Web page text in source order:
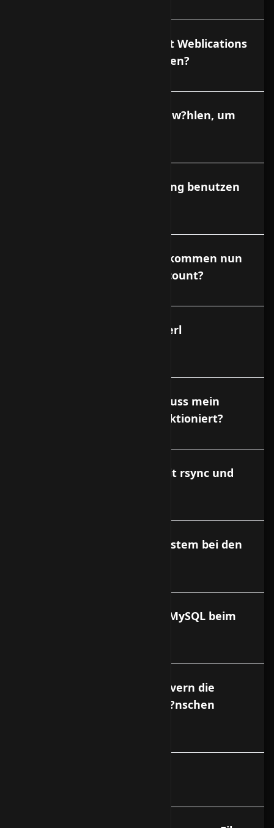
D?rfen Accounts von Smart Weblications
kommerziell genutzt werden?
Welche Nummer muss ich w?hlen, um
Welche Netzwerkverbindung benutzen
Die Domain ist fertig. Wie kommen nun
die HTML Seiten in den Account?
Wie lautet der Pfad zum Perl
Welche Berechtigungen muss mein
Script haben, damit es funktioniert?
Wie kopiere ich Dateien mit rsync und
Was beinhaltet ein Basissystem bei den
Ist Apache, PHP, Perl oder MySQL beim
Kann beim dedizierten Servern die
Festplatte nach meinen W?nschen